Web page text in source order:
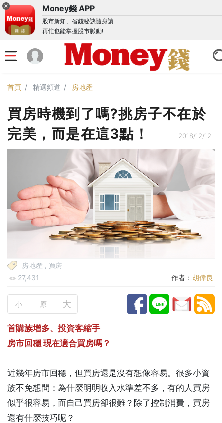
Money錢 APP
股市新知、省錢秘訣隨身讀
再忙也能掌握股市脈動!
首頁 精選頻道 房地產
買房時機到了嗎?挑房子不在於
完美，而是在這3點！
2018/12/12
房地產 , 買房
27,431
作者： 胡偉良
小 原 大
首購族增多、投資客縮手
房市回穩 現在適合買房嗎？
近幾年房市回穩，但買房還是沒有想像容易。很多小資
族不免想問：為什麼明明收入水準差不多，有的人買房
似乎很容易，而自己買房卻很難？除了控制消費，買房
還有什麼技巧呢？